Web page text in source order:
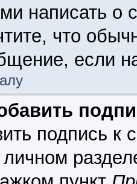
написать о
что
если
подпись
личном